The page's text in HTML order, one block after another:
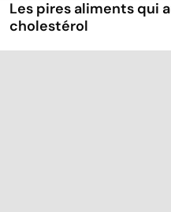
Les pires aliments qui
cholestérol